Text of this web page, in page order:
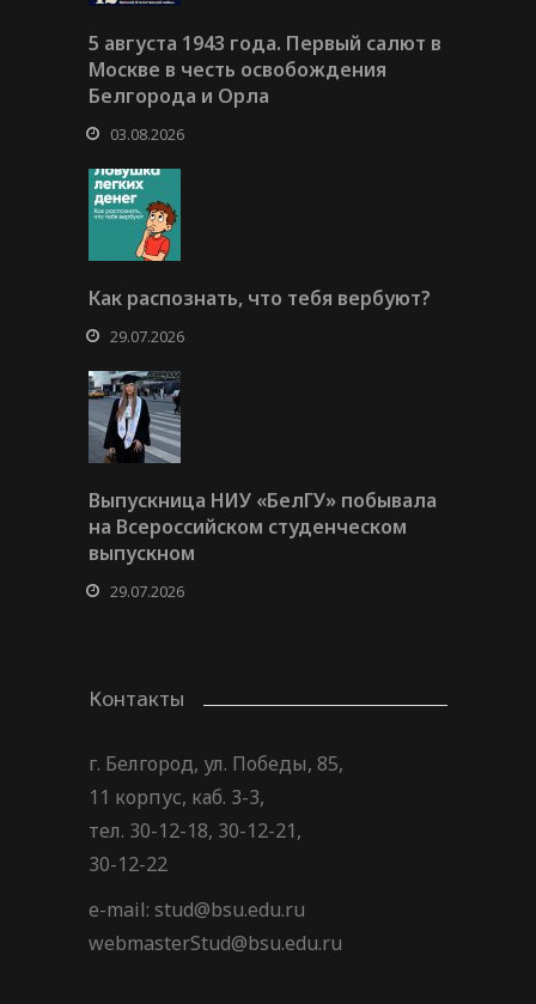
5 августа 1943 года. Первый салют в
Москве в честь освобождения
Белгорода и Орла
03.08.2026
Как распознать, что тебя вербуют?
29.07.2026
Выпускница НИУ «БелГУ» побывала
на Всероссийском студенческом
выпускном
29.07.2026
Контакты
г. Белгород, ул. Победы, 85,
11 корпус, каб. 3-3,
тел. 30-12-18, 30-12-21,
30-12-22
e-mail: stud@bsu.edu.ru
webmasterStud@bsu.edu.ru